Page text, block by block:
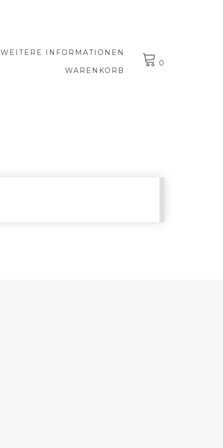
WEITERE INFORMATIONEN
WARENKORB
0